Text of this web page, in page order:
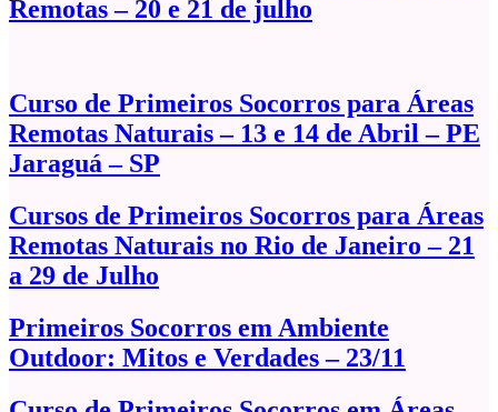
Remotas – 20 e 21 de julho
Curso de Primeiros Socorros para Áreas
Remotas Naturais – 13 e 14 de Abril – PE
Jaraguá – SP
Cursos de Primeiros Socorros para Áreas
Remotas Naturais no Rio de Janeiro – 21
a 29 de Julho
Primeiros Socorros em Ambiente
Outdoor: Mitos e Verdades – 23/11